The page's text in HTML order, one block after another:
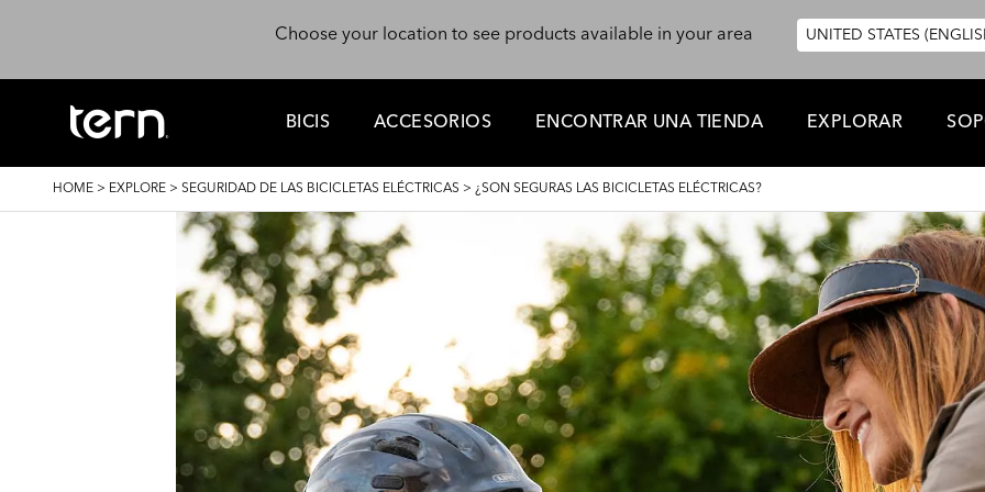
Choose your location to see products available in your area
UNITED STATES
BICIS ACCESORIOS ENCONTRAR UNA TIENDA EXPLORAR
BREADCRUMB
HOME > EXPLORE > SEGURIDAD DE LAS BICICLETAS ELÉCTRICAS > ¿SON SEGURAS LAS BICICLETAS ELÉCTRICAS?